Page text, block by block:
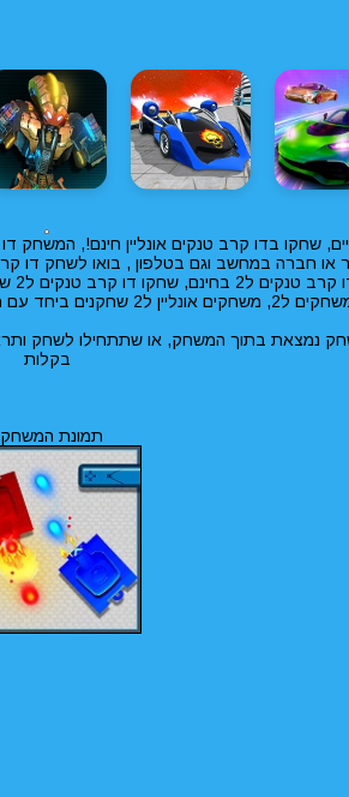
שחקו בדו קרב טנקים אונליין חינם!,
או חברה במחשב וגם בטלפון , בואו לשחק דו
טנקים ל2 שחקנים או 2 שחקניות בטלפון או במחשב בחינם
קרב טנקים או במשחקים דומים ל2
נמצאת בתוך המשחק, או שתתחילו לשחק
בקלות
תמונת